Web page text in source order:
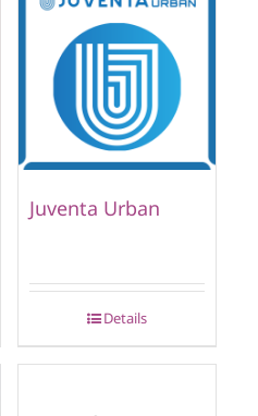
Juventa Urban
Details